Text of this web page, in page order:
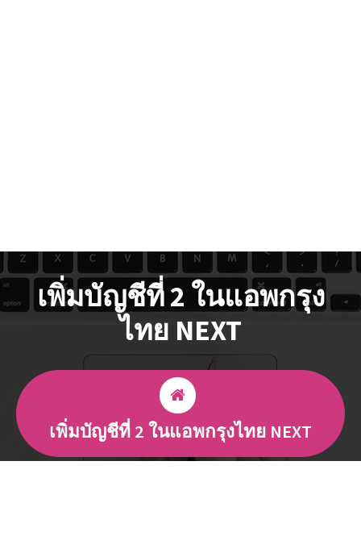
เพิ่มบัญชีที่ 2 ในแอพกรุง
ไทย NEXT
เพิ่มบัญชีที่ 2 ในแอพกรุงไทย NEXT